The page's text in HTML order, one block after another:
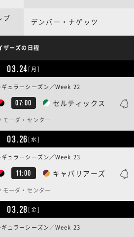
ブ
デンバー・ナゲッツ
ザーズの日程
03.24[月]
07:00 セルティックス
ラーシーズン／Week 22
モーダ・センター
03.26[水]
11:00 キャバリアーズ
ラーシーズン／Week 23
モーダ・センター
03.28[金]
ラーシーズン／Week 23